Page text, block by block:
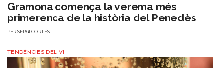
Gramona comença la verema més
primerenca de la història del Penedès
PERSERGI CORTÉS
TENDÈNCIES DEL VI